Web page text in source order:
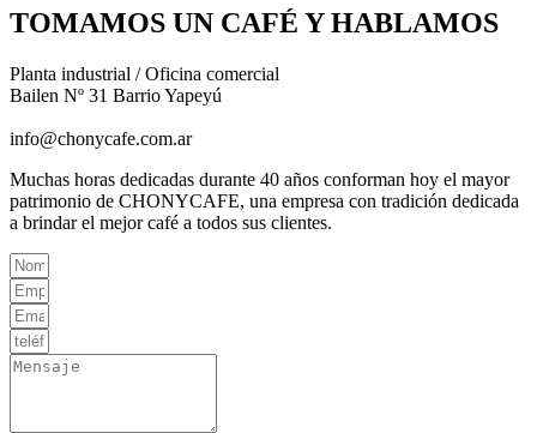
TOMAMOS UN CAFÉ Y HABLAMOS
Planta industrial / Oficina comercial
Bailen Nº 31 Barrio Yapeyú
info@chonycafe.com.ar
Muchas horas dedicadas durante 40 años conforman hoy el mayor
patrimonio de CHONYCAFE, una empresa con tradición dedicada
a brindar el mejor café a todos sus clientes.